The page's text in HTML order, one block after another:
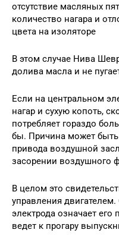
отсутствие масляных
количество нагара и
цвета на изоляторе
В этом случае Нива
долива масла и не
Если на центральном
нагар и сухую копоть,
потребляет гораздо
бы. Причина может
привода воздушной
засорении воздушного
В целом это
управления
электрода означает его
ведет к прогару